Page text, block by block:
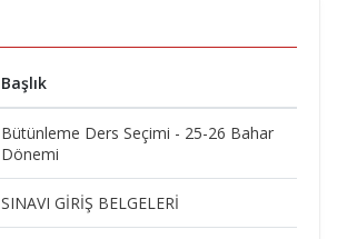
Başlık
Bütünleme Ders Seçimi - 25-26 Bahar
Dönemi
SINAVI GİRİŞ BELGELERİ